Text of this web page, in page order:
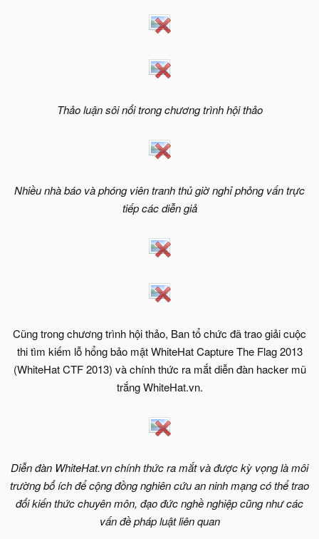
Thảo luận sôi nổi trong chương trình hội thảo
Nhiều nhà báo và phóng viên tranh thủ giờ nghỉ phỏng vấn trực
tiếp các diễn giả
Cũng trong chương trình hội thảo, Ban tổ chức đã trao giải cuộc
thi tìm kiếm lỗ hổng bảo mật WhiteHat Capture The Flag 2013
(WhiteHat CTF 2013) và chính thức ra mắt diễn đàn hacker mũ
trắng WhiteHat.vn.
Diễn đàn WhiteHat.vn chính thức ra mắt và được kỳ vọng là môi
trường bổ ích để cộng đồng nghiên cứu an ninh mạng có thể trao
đổi kiến thức chuyên môn, đạo đức nghề nghiệp cũng như các
vấn đề pháp luật liên quan